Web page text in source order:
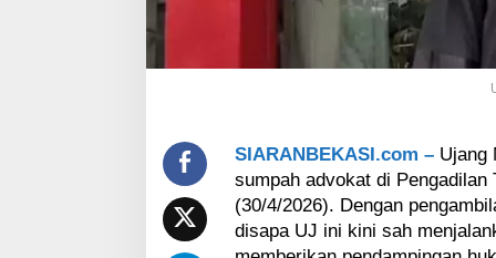
v
t
P
e
SIARANBEKASI.com –Ujang
sumpah advokat di Pengadilan
(30/4/2026). Dengan
disapa UJ ini kini sah